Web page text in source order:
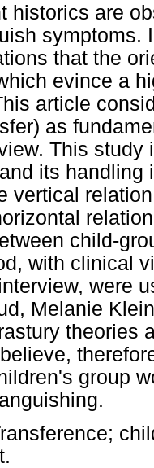
historics are
symptoms.
that the
evince a
article
as
This
its handling
vertical
child-
with clinical
were
Melanie
theories
group